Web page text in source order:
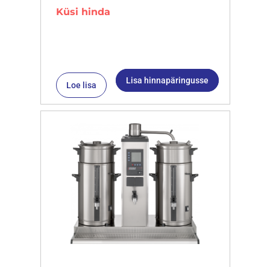
Küsi hinda
Loe lisa Lisa hinnapäringusse